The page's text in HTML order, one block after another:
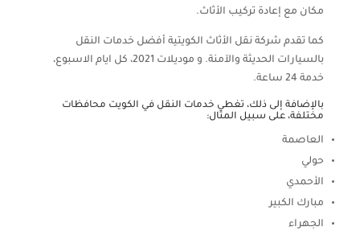
مكان مع إعادة تركيب الأثاث.
كما تقدم شركة نقل الأثاث الكويتية أفضل خدمات النقل
بالسيارات الحديثة والآمنة. و موديلات 2021، كل ايام الاسبوع،
خدمة 24 ساعة.
بالإضافة إلى ذلك، تغطي خدمات النقل في الكويت محافظات
مختلفة، على سبيل المثال:
العاصمة
حولي
الأحمدي
مبارك الكبير
الجهراء